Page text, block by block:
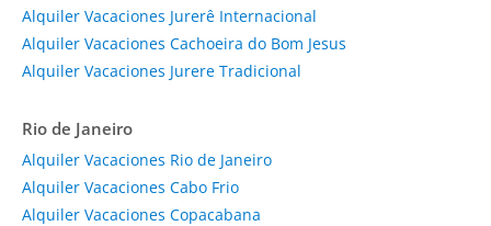
Alquiler Vacaciones Jurerê Internacional
Alquiler Vacaciones Cachoeira do Bom Jesus
Alquiler Vacaciones Jurere Tradicional
Rio de Janeiro
Alquiler Vacaciones Rio de Janeiro
Alquiler Vacaciones Cabo Frio
Alquiler Vacaciones Copacabana